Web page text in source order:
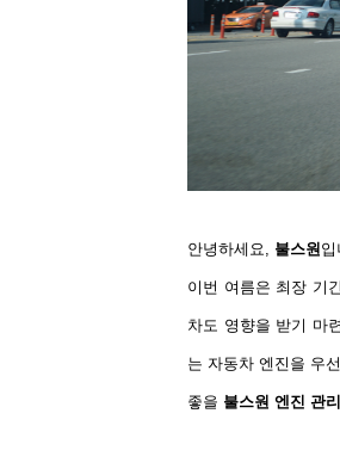
안녕하세요, 불스원입
이번 여름은 최장 기
차도 영향을 받기 마
는 자동차 엔진을 우
좋을 불스원 엔진 관